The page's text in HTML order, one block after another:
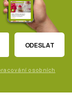
ODESLAT
osobních